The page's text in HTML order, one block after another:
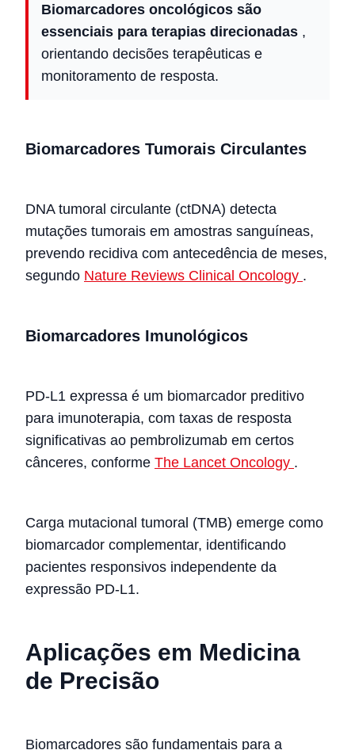
Biomarcadores oncológicos são
essenciais para terapias direcionadas ,
orientando decisões terapêuticas e
monitoramento de resposta.
Biomarcadores Tumorais Circulantes
DNA tumoral circulante (ctDNA) detecta
mutações tumorais em amostras sanguíneas,
prevendo recidiva com antecedência de meses,
segundo Nature Reviews Clinical Oncology .
Biomarcadores Imunológicos
PD-L1 expressa é um biomarcador preditivo
para imunoterapia, com taxas de resposta
significativas ao pembrolizumab em certos
cânceres, conforme The Lancet Oncology .
Carga mutacional tumoral (TMB) emerge como
biomarcador complementar, identificando
pacientes responsivos independente da
expressão PD-L1.
Aplicações em Medicina
de Precisão
Biomarcadores são fundamentais para a